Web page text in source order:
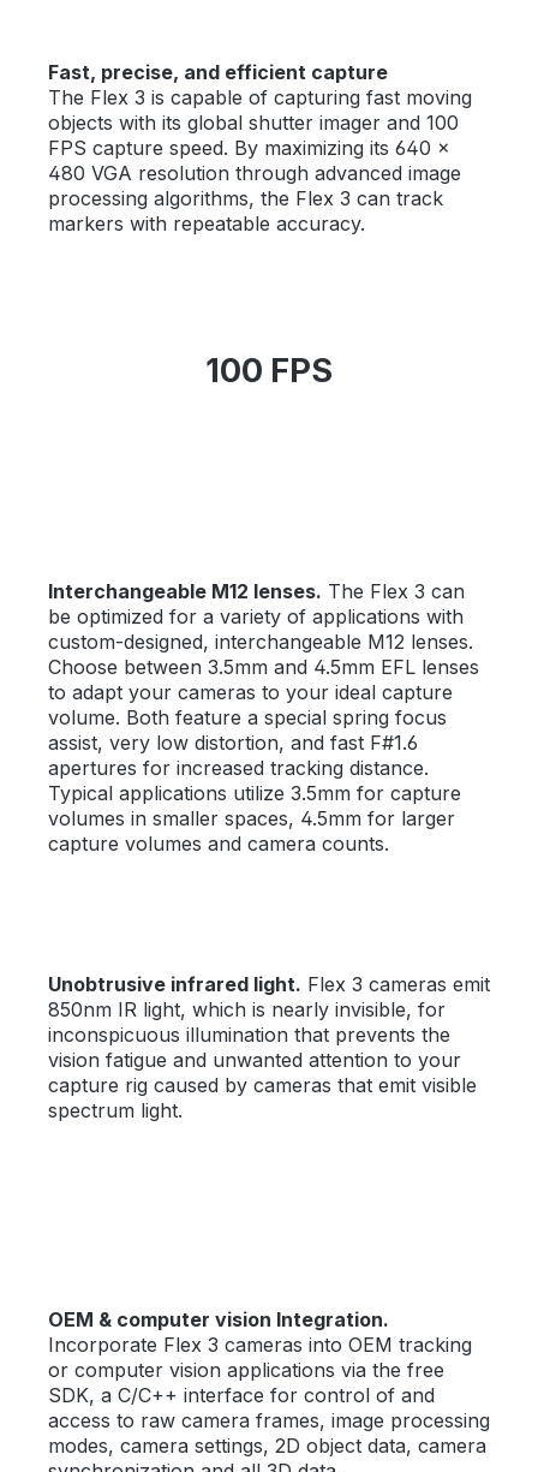
Fast, precise, and efficient capture
The Flex 3 is capable of capturing fast moving
objects with its global shutter imager and 100
FPS capture speed. By maximizing its 640 ×
480 VGA resolution through advanced image
processing algorithms, the Flex 3 can track
markers with repeatable accuracy.
100 FPS
Interchangeable M12 lenses. The Flex 3 can
be optimized for a variety of applications with
custom-designed, interchangeable M12 lenses.
Choose between 3.5mm and 4.5mm EFL lenses
to adapt your cameras to your ideal capture
volume. Both feature a special spring focus
assist, very low distortion, and fast F#1.6
apertures for increased tracking distance.
Typical applications utilize 3.5mm for capture
volumes in smaller spaces, 4.5mm for larger
capture volumes and camera counts.
Unobtrusive infrared light. Flex 3 cameras emit
850nm IR light, which is nearly invisible, for
inconspicuous illumination that prevents the
vision fatigue and unwanted attention to your
capture rig caused by cameras that emit visible
spectrum light.
OEM & computer vision Integration.
Incorporate Flex 3 cameras into OEM tracking
or computer vision applications via the free
SDK, a C/C++ interface for control of and
access to raw camera frames, image processing
modes, camera settings, 2D object data, camera